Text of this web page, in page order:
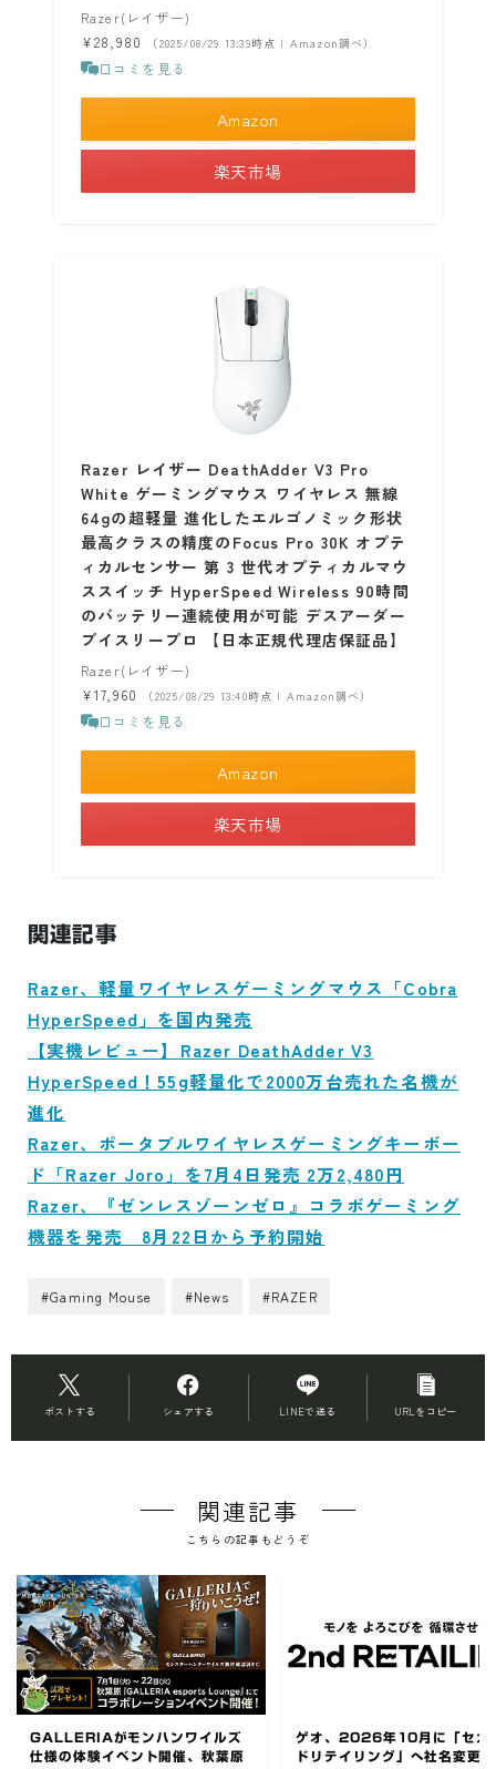
Razer(レイザー)
¥28,980
（2025/08/29 13:39時点 | Amazon調べ）
口コミを見る
Amazon
楽天市場
Razer レイザー DeathAdder V3 Pro
White ゲーミングマウス ワイヤレス 無線
64gの超軽量 進化したエルゴノミック形状
最高クラスの精度のFocus Pro 30K オプテ
ィカルセンサー 第 3 世代オプティカルマウ
ススイッチ HyperSpeed Wireless 90時間
のバッテリー連続使用が可能 デスアーダー
ブイスリープロ 【日本正規代理店保証品】
Razer(レイザー)
¥17,960
（2025/08/29 13:40時点 | Amazon調べ）
口コミを見る
Amazon
楽天市場
関連記事
Razer、軽量ワイヤレスゲーミングマウス「Cobra
HyperSpeed」を国内発売
【実機レビュー】Razer DeathAdder V3
HyperSpeed！55g軽量化で2000万台売れた名機が
進化
Razer、ポータブルワイヤレスゲーミングキーボー
ド「Razer Joro」を7月4日発売 2万2,480円
Razer、『ゼンレスゾーンゼロ』コラボゲーミング
機器を発売 8月22日から予約開始
#Gaming Mouse #News #RAZER
ポストする シェアする LINEで送る URLをコピー
関連記事
こちらの記事もどうぞ
GALLERIAがモンハンワイルズ
仕様の体験イベント開催、秋葉原
ゲオ、2026年10月に「セカ
ドリテイリング」へ社名変更